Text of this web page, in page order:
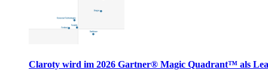
Claroty wird im 2026 Gartner® Magic Quadrant™ als